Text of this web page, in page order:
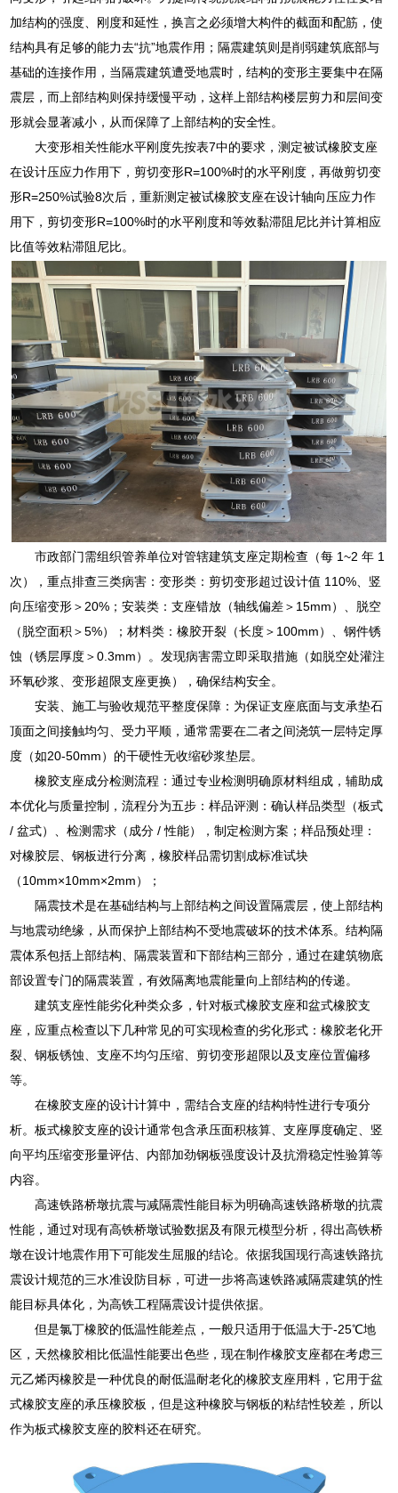
加结构的强度、刚度和延性，换言之必须增大构件的截面和配筋，使
结构具有足够的能力去“抗”地震作用；隔震建筑则是削弱建筑底部与
基础的连接作用，当隔震建筑遭受地震时，结构的变形主要集中在隔
震层，而上部结构则保持缓慢平动，这样上部结构楼层剪力和层间变
形就会显著减小，从而保障了上部结构的安全性。
大变形相关性能水平刚度先按表7中的要求，测定被试橡胶支座
在设计压应力作用下，剪切变形R=100%时的水平刚度，再做剪切变
形R=250%试验8次后，重新测定被试橡胶支座在设计轴向压应力作
用下，剪切变形R=100%时的水平刚度和等效黏滞阻尼比并计算相应
比值等效粘滞阻尼比。
市政部门需组织管养单位对管辖建筑支座定期检查（每 1~2 年 1
次），重点排查三类病害：变形类：剪切变形超过设计值 110%、竖
向压缩变形＞20%；安装类：支座错放（轴线偏差＞15mm）、脱空
（脱空面积＞5%）；材料类：橡胶开裂（长度＞100mm）、钢件锈
蚀（锈层厚度＞0.3mm）。发现病害需立即采取措施（如脱空处灌注
环氧砂浆、变形超限支座更换），确保结构安全。
安装、施工与验收规范平整度保障：为保证支座底面与支承垫石
顶面之间接触均匀、受力平顺，通常需要在二者之间浇筑一层特定厚
度（如20-50mm）的干硬性无收缩砂浆垫层。
橡胶支座成分检测流程：通过专业检测明确原材料组成，辅助成
本优化与质量控制，流程分为五步：样品评测：确认样品类型（板式
/ 盆式）、检测需求（成分 / 性能），制定检测方案；样品预处理：
对橡胶层、钢板进行分离，橡胶样品需切割成标准试块
（10mm×10mm×2mm）；
隔震技术是在基础结构与上部结构之间设置隔震层，使上部结构
与地震动绝缘，从而保护上部结构不受地震破坏的技术体系。结构隔
震体系包括上部结构、隔震装置和下部结构三部分，通过在建筑物底
部设置专门的隔震装置，有效隔离地震能量向上部结构的传递。
建筑支座性能劣化种类众多，针对板式橡胶支座和盆式橡胶支
座，应重点检查以下几种常见的可实现检查的劣化形式：橡胶老化开
裂、钢板锈蚀、支座不均匀压缩、剪切变形超限以及支座位置偏移
等。
在橡胶支座的设计计算中，需结合支座的结构特性进行专项分
析。板式橡胶支座的设计通常包含承压面积核算、支座厚度确定、竖
向平均压缩变形量评估、内部加劲钢板强度设计及抗滑稳定性验算等
内容。
高速铁路桥墩抗震与减隔震性能目标为明确高速铁路桥墩的抗震
性能，通过对现有高铁桥墩试验数据及有限元模型分析，得出高铁桥
墩在设计地震作用下可能发生屈服的结论。依据我国现行高速铁路抗
震设计规范的三水准设防目标，可进一步将高速铁路减隔震建筑的性
能目标具体化，为高铁工程隔震设计提供依据。
但是氯丁橡胶的低温性能差点，一般只适用于低温大于-25℃地
区，天然橡胶相比低温性能要出色些，现在制作橡胶支座都在考虑三
元乙烯丙橡胶是一种优良的耐低温耐老化的橡胶支座用料，它用于盆
式橡胶支座的承压橡胶板，但是这种橡胶与钢板的粘结性较差，所以
作为板式橡胶支座的胶料还在研究。